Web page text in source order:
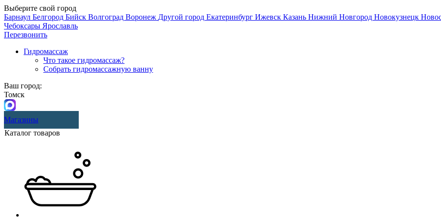
Выберите свой город
Барнаул Белгород Бийск Волгоград Воронеж Другой город Екатеринбург Ижевск Казань Нижний Новгород Новокузнецк
Чебоксары Ярославль
Перезвонить
Гидромассаж
Что такое гидромассаж?
Собрать гидромассажную ванну
Ваш город:
Томск
Магазины
Каталог товаров